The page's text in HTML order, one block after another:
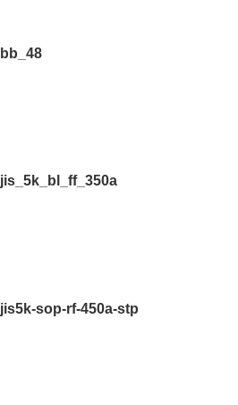
bb_48
jis_5k_bl_ff_350a
jis5k-sop-rf-450a-stp